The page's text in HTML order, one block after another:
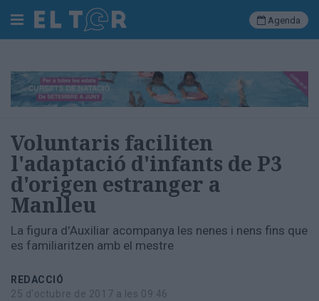
Cerca
Societat
Política
Municipal
Economia
i
empresa
Cultura
Ràdio
Manlleu
Agenda
Voluntaris faciliten
l'adaptació d'infants de P3
d'origen estranger a
Manlleu
La figura d'Auxiliar acompanya les nenes i nens fins que
es familiaritzen amb el mestre
REDACCIÓ
25 d'octubre de 2017 a les 09:46